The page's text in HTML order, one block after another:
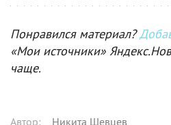
Понравился материал?
«Мои источники»
чаще.
Автор: Никита Шевцев